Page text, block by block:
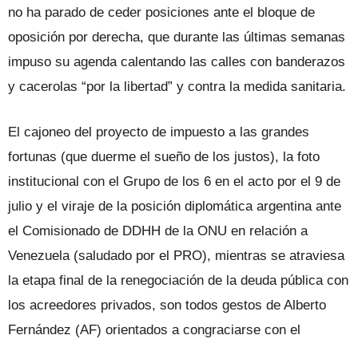
no ha parado de ceder posiciones ante el bloque de
oposición por derecha, que durante las últimas semanas
impuso su agenda calentando las calles con banderazos
y cacerolas “por la libertad” y contra la medida sanitaria.
El cajoneo del proyecto de impuesto a las grandes
fortunas (que duerme el sueño de los justos), la foto
institucional con el Grupo de los 6 en el acto por el 9 de
julio y el viraje de la posición diplomática argentina ante
el Comisionado de DDHH de la ONU en relación a
Venezuela (saludado por el PRO), mientras se atraviesa
la etapa final de la renegociación de la deuda pública con
los acreedores privados, son todos gestos de Alberto
Fernández (AF) orientados a congraciarse con el